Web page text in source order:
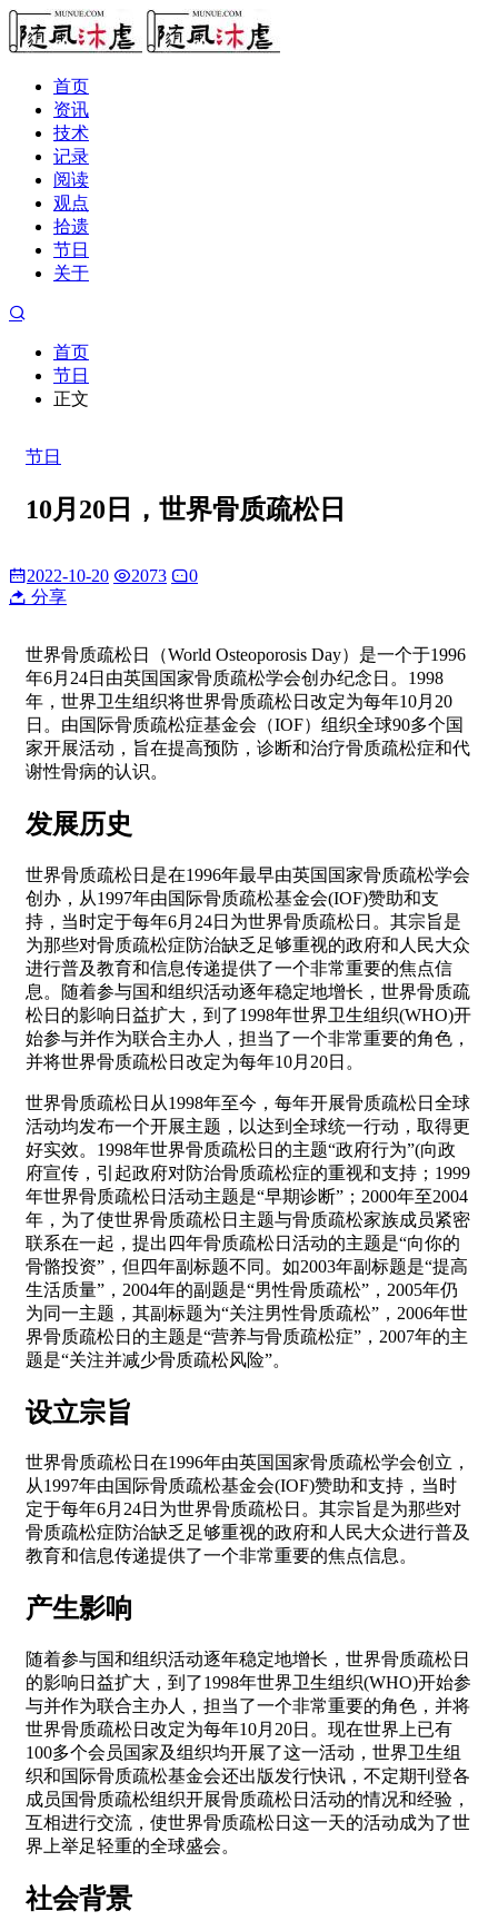
首页
资讯
技术
记录
阅读
观点
拾遗
节日
关于
首页
节日
正文
节日
10月20日，世界骨质疏松日
2022-10-20 2073
0
分享
世界骨质疏松日（World Osteoporosis Day）是一个于1996
年6月24日由英国国家骨质疏松学会创办纪念日。1998
年，世界卫生组织将世界骨质疏松日改定为每年10月20
日。由国际骨质疏松症基金会（IOF）组织全球90多个国
家开展活动，旨在提高预防，诊断和治疗骨质疏松症和代
谢性骨病的认识。
发展历史
世界骨质疏松日是在1996年最早由英国国家骨质疏松学会
创办，从1997年由国际骨质疏松基金会(IOF)赞助和支
持，当时定于每年6月24日为世界骨质疏松日。其宗旨是
为那些对骨质疏松症防治缺乏足够重视的政府和人民大众
进行普及教育和信息传递提供了一个非常重要的焦点信
息。随着参与国和组织活动逐年稳定地增长，世界骨质疏
松日的影响日益扩大，到了1998年世界卫生组织(WHO)开
始参与并作为联合主办人，担当了一个非常重要的角色，
并将世界骨质疏松日改定为每年10月20日。
世界骨质疏松日从1998年至今，每年开展骨质疏松日全球
活动均发布一个开展主题，以达到全球统一行动，取得更
好实效。1998年世界骨质疏松日的主题“政府行为”(向政
府宣传，引起政府对防治骨质疏松症的重视和支持；1999
年世界骨质疏松日活动主题是“早期诊断”；2000年至2004
年，为了使世界骨质疏松日主题与骨质疏松家族成员紧密
联系在一起，提出四年骨质疏松日活动的主题是“向你的
骨骼投资”，但四年副标题不同。如2003年副标题是“提高
生活质量”，2004年的副题是“男性骨质疏松”，2005年仍
为同一主题，其副标题为“关注男性骨质疏松”，2006年世
界骨质疏松日的主题是“营养与骨质疏松症”，2007年的主
题是“关注并减少骨质疏松风险”。
设立宗旨
世界骨质疏松日在1996年由英国国家骨质疏松学会创立，
从1997年由国际骨质疏松基金会(IOF)赞助和支持，当时
定于每年6月24日为世界骨质疏松日。其宗旨是为那些对
骨质疏松症防治缺乏足够重视的政府和人民大众进行普及
教育和信息传递提供了一个非常重要的焦点信息。
产生影响
随着参与国和组织活动逐年稳定地增长，世界骨质疏松日
的影响日益扩大，到了1998年世界卫生组织(WHO)开始参
与并作为联合主办人，担当了一个非常重要的角色，并将
世界骨质疏松日改定为每年10月20日。现在世界上已有
100多个会员国家及组织均开展了这一活动，世界卫生组
织和国际骨质疏松基金会还出版发行快讯，不定期刊登各
成员国骨质疏松组织开展骨质疏松日活动的情况和经验，
互相进行交流，使世界骨质疏松日这一天的活动成为了世
界上举足轻重的全球盛会。
社会背景